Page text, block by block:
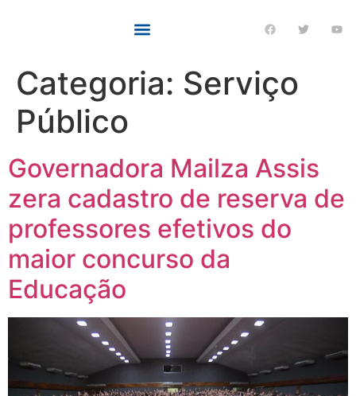
Categoria: Serviço
Público
Governadora Mailza Assis
zera cadastro de reserva de
professores efetivos do
maior concurso da
Educação